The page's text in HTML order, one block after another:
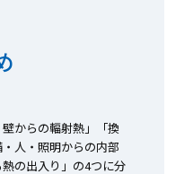
からの輻射熱」「換
人・照明からの内部
の出入り」の4つに分